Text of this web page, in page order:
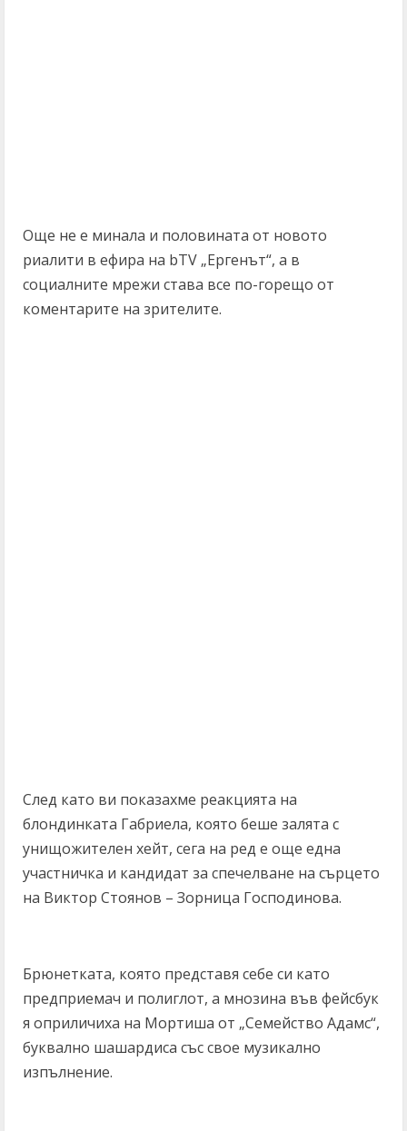
Още не е минала и половината от новото
риалити в ефира на bTV „Ергенът“, а в
социалните мрежи става все по-горещо от
коментарите на зрителите.
След като ви показахме реакцията на
блондинката Габриела, която беше залята с
унищожителен хейт, сега на ред е още една
участничка и кандидат за спечелване на сърцето
на Виктор Стоянов – Зорница Господинова.
Брюнетката, която представя себе си като
предприемач и полиглот, а мнозина във фейсбук
я оприличиха на Мортиша от „Семейство Адамс“,
буквално шашардиса със свое музикално
изпълнение.